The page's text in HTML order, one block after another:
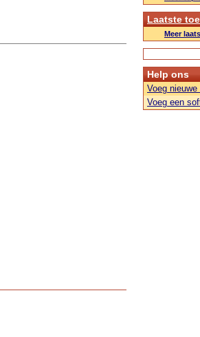
Laatste
Meer
Help ons
Voeg
Voeg een